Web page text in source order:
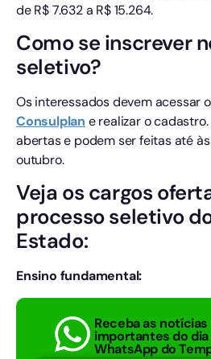
de R$ 7.632 a R$ 15.264.
Como se inscrever
seletivo?
Os interessados devem acessar o
Consulplan e realizar o
abertas e podem ser feitas até
outubro.
Veja os cargos
processo seletivo
Estado:
Ensino fundamental:
Receba as notícias
importantes do
WhatsApp do